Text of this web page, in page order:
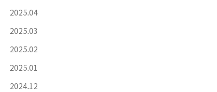
2025.04
2025.03
2025.02
2025.01
2024.12